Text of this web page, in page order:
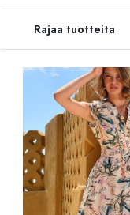
Siirry tuotteisiin
Rajaa tuotteita